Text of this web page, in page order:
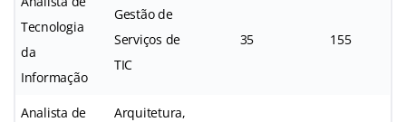
Tecnologia
da
Informação
Gestão de
Serviços de
TIC
35 155
Analista de
Arquitetura,